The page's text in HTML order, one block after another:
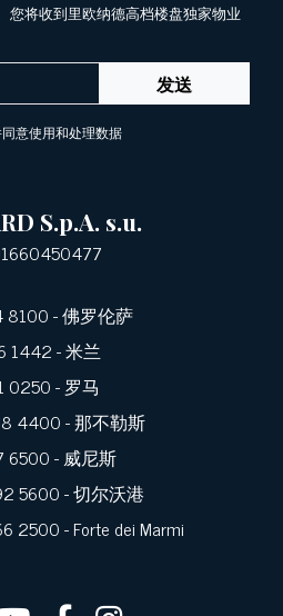
您将收到里欧纳德高档楼盘独家物业
发送
意使用和处理数据
S.p.A. s.u.
8100- 佛罗伦萨
1442- 米兰
0250- 罗马
4400- 那不勒斯
6500- 威尼斯
5600- 切尔沃港
2500- Forte dei Marmi